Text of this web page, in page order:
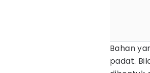
Bahan
padat.